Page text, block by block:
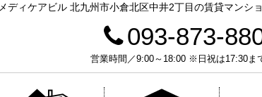
メディケアビル 北九州市小倉北区中井2丁目の賃貸マンシ
093-873-
営業時間／9:00～18:00 ※日祝は17:30